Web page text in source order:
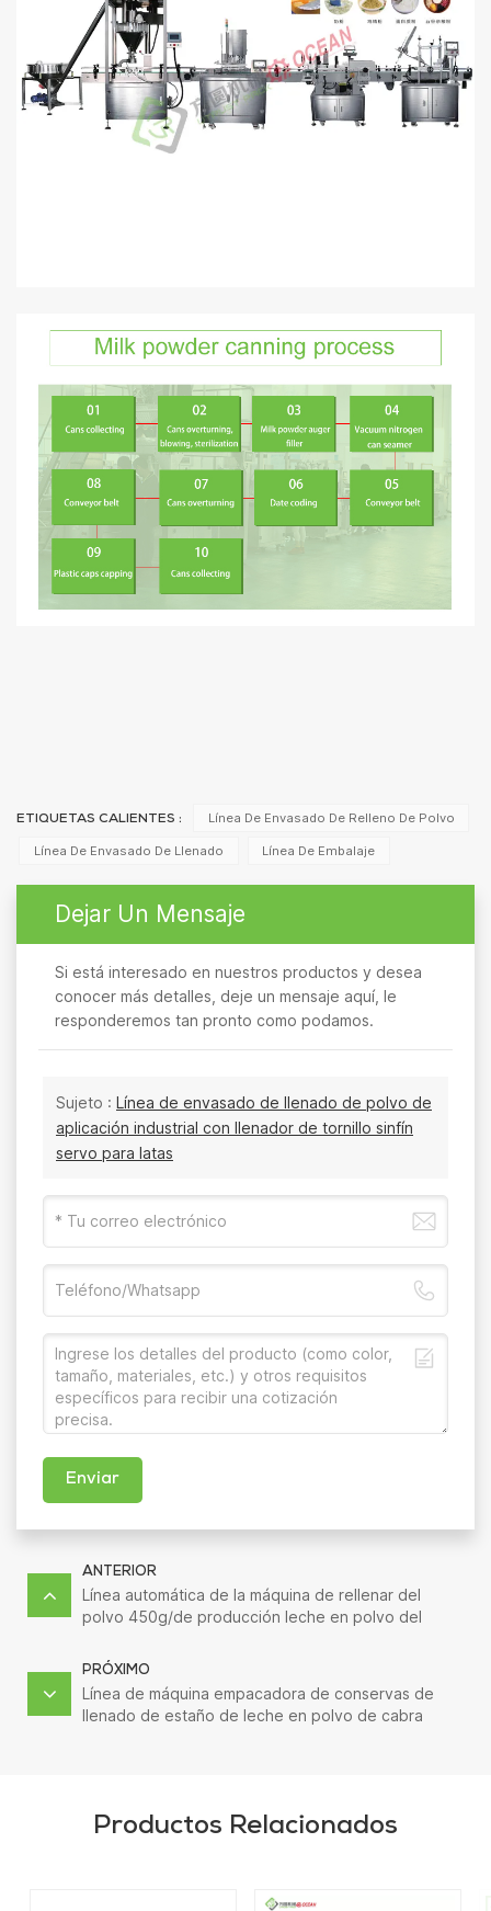
ETIQUETAS CALIENTES : Línea De Envasado De Relleno De Polvo
Línea De Envasado De Llenado Línea De Embalaje
Dejar Un Mensaje
Si está interesado en nuestros productos y desea
conocer más detalles, deje un mensaje aquí, le
responderemos tan pronto como podamos.
Sujeto : Línea de envasado de llenado de polvo de
aplicación industrial con llenador de tornillo sinfín
servo para latas
Enviar
ANTERIOR
Línea automática de la máquina de rellenar del
polvo 450g/de producción leche en polvo del
PRÓXIMO
Línea de máquina empacadora de conservas de
llenado de estaño de leche en polvo de cabra
Productos Relacionados